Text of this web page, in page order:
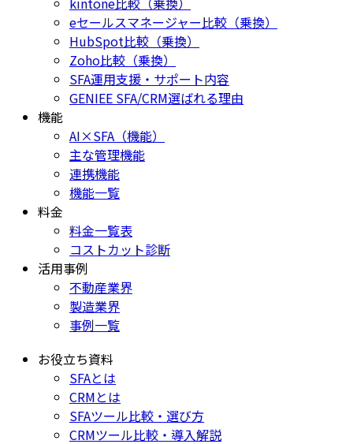
eセールスマネージャー比較（乗換）
HubSpot比較（乗換）
Zoho比較（乗換）
SFA運用支援・サポート内容
GENIEE SFA/CRM選ばれる理由
機能
AI×SFA（機能）
主な管理機能
連携機能
機能一覧
料金
料金一覧表
コストカット診断
活用事例
不動産業界
製造業界
事例一覧
お役立ち資料
SFAとは
CRMとは
SFAツール比較・選び方
CRMツール比較・導入解説